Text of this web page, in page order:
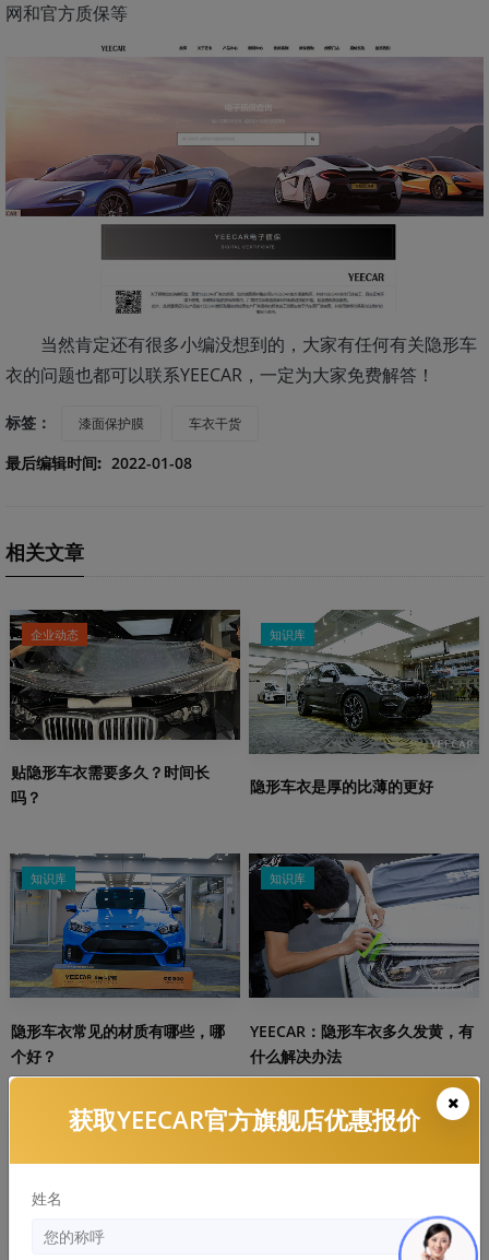
网和官方质保等
当然肯定还有很多小编没想到的，大家有任何有关隐形车
衣的问题也都可以联系YEECAR，一定为大家免费解答！
标签： 漆面保护膜 车衣干货
最后编辑时间: 2022-01-08
相关文章
企业动态
贴隐形车衣需要多久？时间长
吗？
知识库
隐形车衣是厚的比薄的更好
知识库
隐形车衣常见的材质有哪些，哪
个好？
知识库
YEECAR：隐形车衣多久发黄，有
什么解决办法
知识库
获取YEECAR官方旗舰店优惠报价
姓名